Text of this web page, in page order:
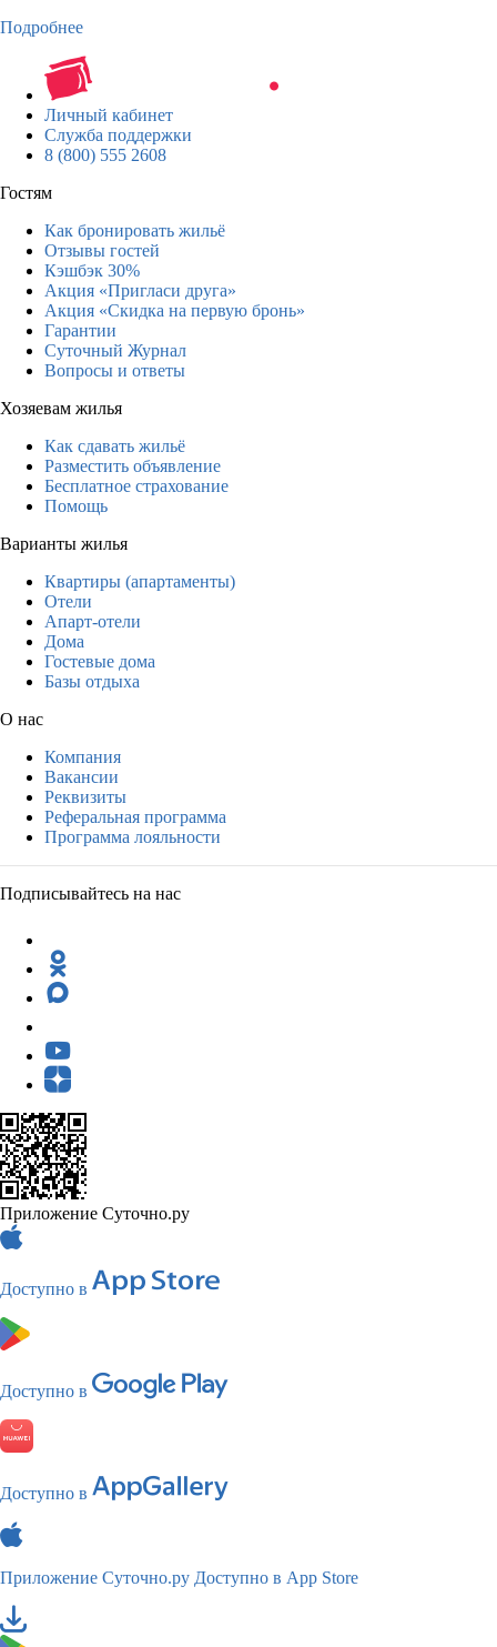
Подробнее
Личный кабинет
Служба поддержки
8 (800) 555 2608
Гостям
Как бронировать жильё
Отзывы гостей
Кэшбэк 30%
Акция «Пригласи друга»
Акция «Скидка на первую бронь»
Гарантии
Суточный Журнал
Вопросы и ответы
Хозяевам жилья
Как сдавать жильё
Разместить объявление
Бесплатное страхование
Помощь
Варианты жилья
Квартиры (апартаменты)
Отели
Апарт-отели
Дома
Гостевые дома
Базы отдыха
О нас
Компания
Вакансии
Реквизиты
Реферальная программа
Программа лояльности
Подписывайтесь на нас
Приложение Суточно.ру
Доступно в
Доступно в
Доступно в
Приложение Суточно.ру Доступно в App Store